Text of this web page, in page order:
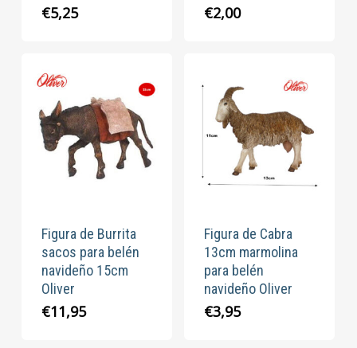
€5,25 €2,00
Figura de Burrita
sacos para belén
navideño 15cm
Oliver
€11,95
Figura de Cabra
13cm marmolina
para belén
navideño Oliver
€3,95